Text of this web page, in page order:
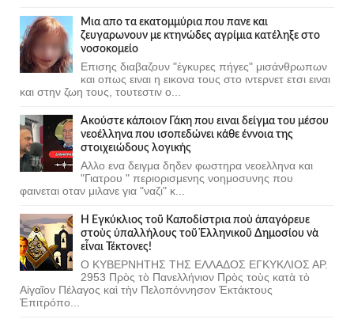
Μια απο τα εκατομμύρια που πανε και
ζευγαρωνουν με κτηνώδες αγρίμια κατέληξε στο
νοσοκομείο
Επισης διαβαζουν "έγκυρες πήγες" μισάνθρωπων
και οπως ειναι η εικονα τους στο ιντερνετ ετσι ειναι
και στην ζωη τους, τουτεστιν ο...
Ακούστε κάποιον Γάκη που ειναι δείγμα του μέσου
νεοέλληνα που ισοπεδώνει κάθε έννοια της
στοιχειώδους λογικής
Αλλο ενα δειγμα δηδεν φωστηρα νεοελληνα και
"Γιατρου " περιορισμενης νοημοσυνης που
φαινεται οταν μιλανε για "ναζι" κ...
Ἡ Ἐγκύκλιος τοῦ Καποδίστρια ποὺ ἀπαγόρευε
στοὺς ὑπαλλήλους τοῦ Ἑλληνικοῦ Δημοσίου νὰ
εἶναι Τέκτονες!
Ο ΚΥΒΕΡΝΗΤΗΣ ΤΗΣ ΕΛΛΑΔΟΣ ΕΓΚΥΚΛΙΟΣ ΑΡ.
2953 Πρὸς τὸ Πανελλήνιον Πρὸς τοὺς κατὰ τὸ
Αἰγαῖον Πέλαγος καὶ τὴν Πελοπόννησον Ἐκτάκτους
Ἐπιτρόπο...